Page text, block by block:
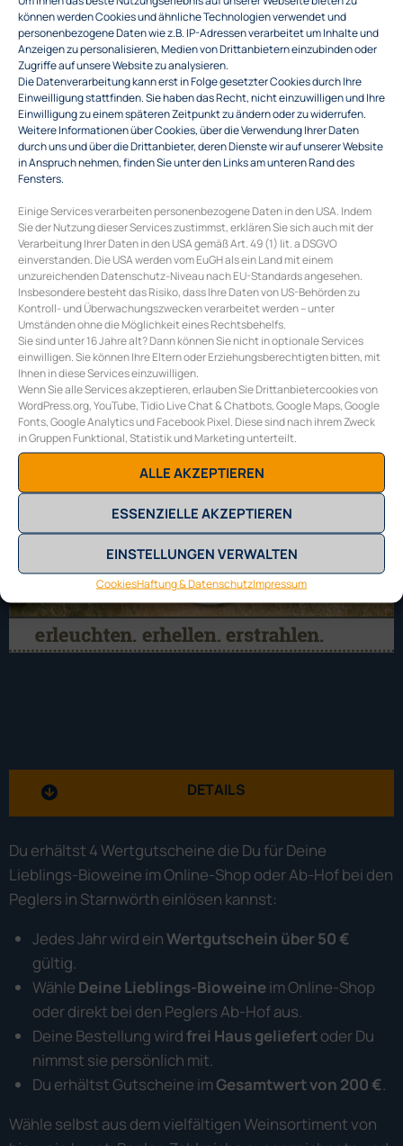
können werden Cookies und ähnliche Technologien verwendet und
personenbezogene Daten wie z.B. IP-Adressen verarbeitet um Inhalte und
Anzeigen zu personalisieren, Medien von Drittanbietern einzubinden oder
Zugriffe auf unsere Website zu analysieren.
Die Datenverarbeitung kann erst in Folge gesetzter Cookies durch Ihre
Einweilligung stattfinden. Sie haben das Recht, nicht einzuwilligen und Ihre
Einwilligung zu einem späteren Zeitpunkt zu ändern oder zu widerrufen.
Weitere Informationen über Cookies, über die Verwendung Ihrer Daten
durch uns und über die Drittanbieter, deren Dienste wir auf unserer Website
in Anspruch nehmen, finden Sie unter den Links am unteren Rand des
Fensters.
Einige Services verarbeiten personenbezogene Daten in den USA. Indem
Sie der Nutzung dieser Services zustimmst, erklären Sie sich auch mit der
Verarbeitung Ihrer Daten in den USA gemäß Art. 49 (1) lit. a DSGVO
einverstanden. Die USA werden vom EuGH als ein Land mit einem
unzureichenden Datenschutz-Niveau nach EU-Standards angesehen.
Insbesondere besteht das Risiko, dass Ihre Daten von US-Behörden zu
Kontroll- und Überwachungszwecken verarbeitet werden – unter
Umständen ohne die Möglichkeit eines Rechtsbehelfs.
Sie sind unter 16 Jahre alt? Dann können Sie nicht in optionale Services
einwilligen. Sie können Ihre Eltern oder Erziehungsberechtigten bitten, mit
Ihnen in diese Services einzuwilligen.
Wenn Sie alle Services akzeptieren, erlauben Sie Drittanbietercookies von
WordPress.org, YouTube, Tidio Live Chat & Chatbots, Google Maps, Google
Fonts, Google Analytics und Facebook Pixel. Diese sind nach ihrem Zweck
in Gruppen Funktional, Statistik und Marketing unterteilt.
ALLE AKZEPTIEREN
ESSENZIELLE AKZEPTIEREN
EINSTELLUNGEN VERWALTEN
CookiesHaftung & DatenschutzImpressum
mindestens 200 €.
Beispiel-Paket:
WEISS:Muskateller 2017, Gemischter Satz 2016, GV
Frischling 2017, GV Spielberg 2017, GV Hohenberg 2015,
GV Eichen 2016.
ROT:Zweigelt Reserve 2015, Zweigelt 2016, Cabernet
2015, Merlot 2015, Frizzante Rosé „Leidenschaft“ 2017,
GEMISCHT:Muskateller 2017, Burgunder Reserve 2016,
GV Frischling 2017, Rosé „Hexenspass“ 2017, Cabernet
2015, Zweigelt Reserve 2015.
WERTGUTSCHEINE:
Kaufpreis 149 €
DETAILS
Du erhältst 4 Wertgutscheine die Du für Deine
Lieblings-Bioweine im Online-Shop oder Ab-Hof bei den
Peglers in Starnwörth einlösen kannst:
Jedes Jahr wird einWertgutschein über 50 €
gültig.
Wähle Deine Lieblings-Bioweineim Online-Shop
oder direkt bei den Peglers Ab-Hof aus.
Deine Bestellung wirdfrei Haus geliefertoder Du
nimmst sie persönlich mit.
Du erhältst Gutscheine imGesamtwert von 200 €.
Wähle selbst aus dem vielfältigen Weinsortiment von